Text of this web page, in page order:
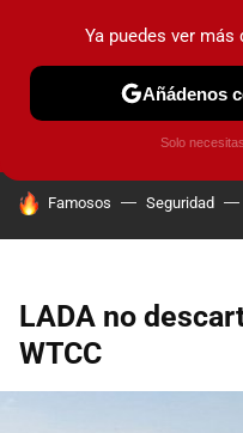
PRUEBAS COCHES
HOY SE HABLA DE
Famosos Seguridad
LADA no
WTCC
Ya puedes ver
Añádenos
Solo